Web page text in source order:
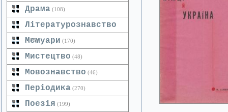
Драма (108)
Літературознавство
(125)
Мемуари (170)
Мистецтво (48)
Мовознавство (46)
Періодика (270)
Поезія (199)